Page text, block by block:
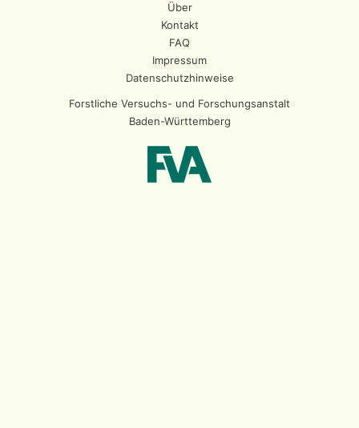
Über
Kontakt
FAQ
Impressum
Datenschutzhinweise
Forstliche Versuchs- und Forschungsanstalt
Baden-Württemberg